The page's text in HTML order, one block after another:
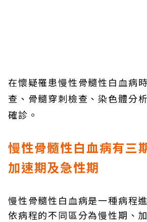
在懷疑罹患慢性骨髓性白血病
查、骨髓穿刺檢查、染色體分
確診。
慢性骨髓性白血病有三
加速期及急性期
慢性骨髓性白血病是一種病程
依病程的不同區分為慢性期、